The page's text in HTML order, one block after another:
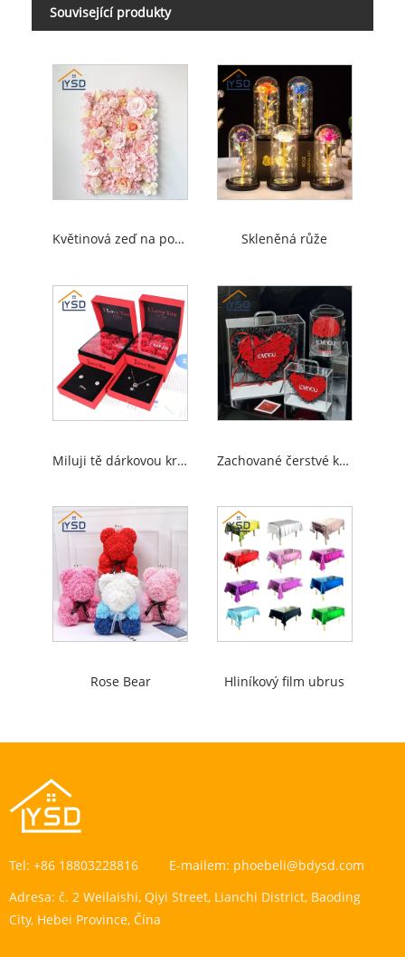
Související produkty
Květinová zeď na pozadí Skleněná růže
Miluji tě dárkovou krabici Zachované čerstvé květiny
Rose Bear Hliníkový film ubrus
Tel: +86 18803228816 E-mailem: phoebeli@bdysd.com
Adresa: č. 2 Weilaishi, Qiyi Street, Lianchi District, Baoding
City, Hebei Province, Čína